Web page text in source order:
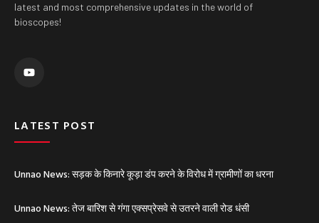
latest and most comprehensive updates in the world of
bioscopes!
u
LATEST POST
Unnao News: सड़क के किनारे कूड़ा डंप करने के विरोध में ग्रामीणों का धरना
Unnao News: तेज बारिश से गंगा एक्सप्रेसवे से उतरने वाली रोड धंसी